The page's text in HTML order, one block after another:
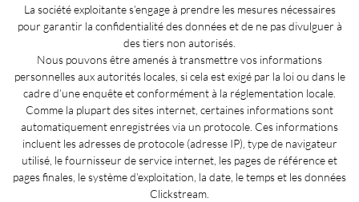
La société exploitante s’engage à prendre les mesures nécessaires
pour garantir la confidentialité des données et de ne pas divulguer à
des tiers non autorisés.
Nous pouvons être amenés à transmettre vos informations
personnelles aux autorités locales, si cela est exigé par la loi ou dans le
cadre d’une enquête et conformément à la réglementation locale.
Comme la plupart des sites internet, certaines informations sont
automatiquement enregistrées via un protocole. Ces informations
incluent les adresses de protocole (adresse IP), type de navigateur
utilisé, le fournisseur de service internet, les pages de référence et
pages finales, le système d’exploitation, la date, le temps et les données
Clickstream.